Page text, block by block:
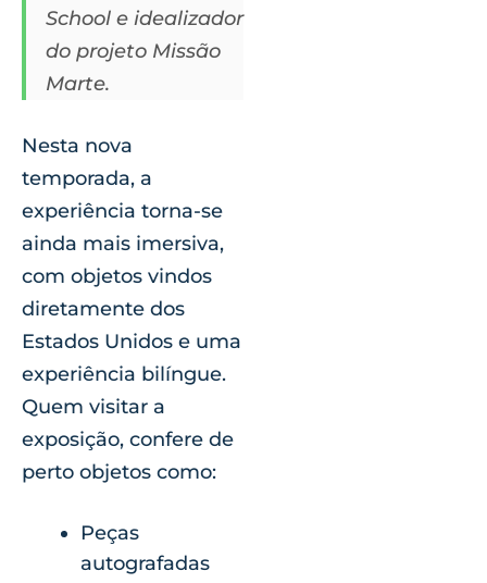
School e idealizador
do projeto Missão
Marte.
Nesta nova
temporada, a
experiência torna-se
ainda mais imersiva,
com objetos vindos
diretamente dos
Estados Unidos e uma
experiência bilíngue.
Quem visitar a
exposição, confere de
perto objetos como:
Peças
autografadas